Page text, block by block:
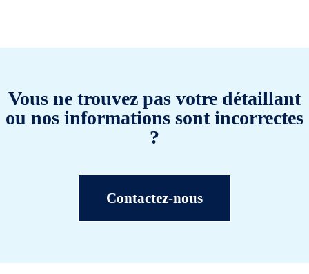
Vous ne trouvez pas votre détaillant
ou nos informations sont incorrectes
?
Contactez-nous